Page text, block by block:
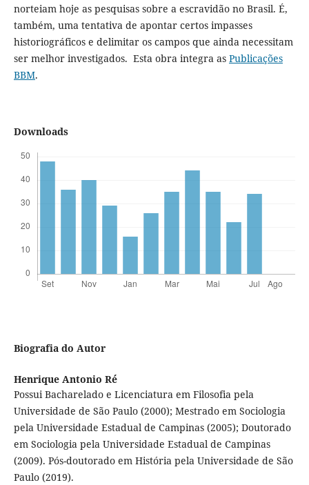
norteiam hoje as pesquisas sobre a escravidão no Brasil. É,
também, uma tentativa de apontar certos impasses
historiográficos e delimitar os campos que ainda necessitam
ser melhor investigados. Esta obra integra as Publicações
BBM.
Downloads
Biografia do Autor
Henrique Antonio Ré
Possui Bacharelado e Licenciatura em Filosofia pela
Universidade de São Paulo (2000); Mestrado em Sociologia
pela Universidade Estadual de Campinas (2005); Doutorado
em Sociologia pela Universidade Estadual de Campinas
(2009). Pós-doutorado em História pela Universidade de São
Paulo (2019).